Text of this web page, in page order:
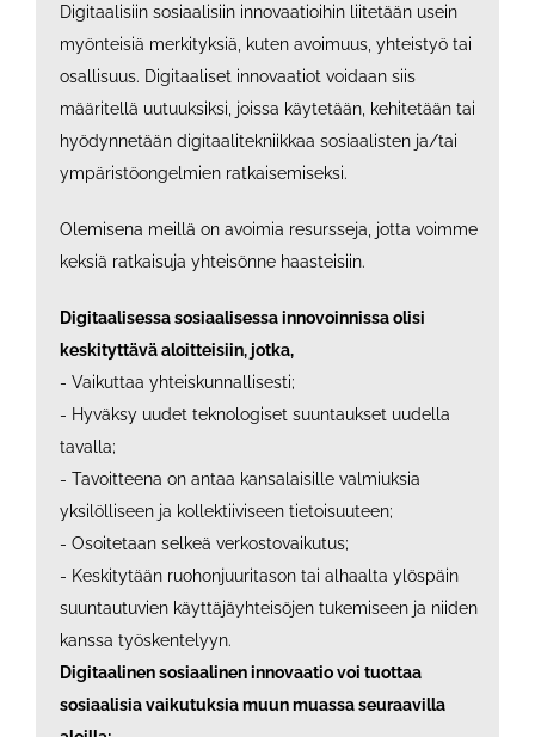
Digitaalisiin sosiaalisiin innovaatioihin liitetään usein
myönteisiä merkityksiä, kuten avoimuus, yhteistyö tai
osallisuus. Digitaaliset innovaatiot voidaan siis
määritellä uutuuksiksi, joissa käytetään, kehitetään tai
hyödynnetään digitaalitekniikkaa sosiaalisten ja/tai
ympäristöongelmien ratkaisemiseksi.
Olemisena meillä on avoimia resursseja, jotta voimme
keksiä ratkaisuja yhteisönne haasteisiin.
Digitaalisessa sosiaalisessa innovoinnissa olisi
keskityttävä aloitteisiin, jotka,
- Vaikuttaa yhteiskunnallisesti;
- Hyväksy uudet teknologiset suuntaukset uudella
tavalla;
- Tavoitteena on antaa kansalaisille valmiuksia
yksilölliseen ja kollektiiviseen tietoisuuteen;
- Osoitetaan selkeä verkostovaikutus;
- Keskitytään ruohonjuuritason tai alhaalta ylöspäin
suuntautuvien käyttäjäyhteisöjen tukemiseen ja niiden
kanssa työskentelyyn.
Digitaalinen sosiaalinen innovaatio voi tuottaa
sosiaalisia vaikutuksia muun muassa seuraavilla